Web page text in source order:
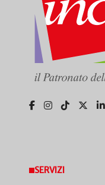
SERVIZI